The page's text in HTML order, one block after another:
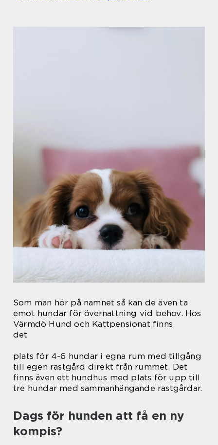
Som man hör på namnet så kan de även ta
emot hundar för övernattning vid behov. Hos
Värmdö Hund och Kattpensionat finns
det
plats för 4-6 hundar i egna rum med tillgång
till egen rastgård direkt från rummet. Det
finns även ett hundhus med plats för upp till
tre hundar med sammanhängande rastgårdar.
Dags för hunden att få en ny
kompis?